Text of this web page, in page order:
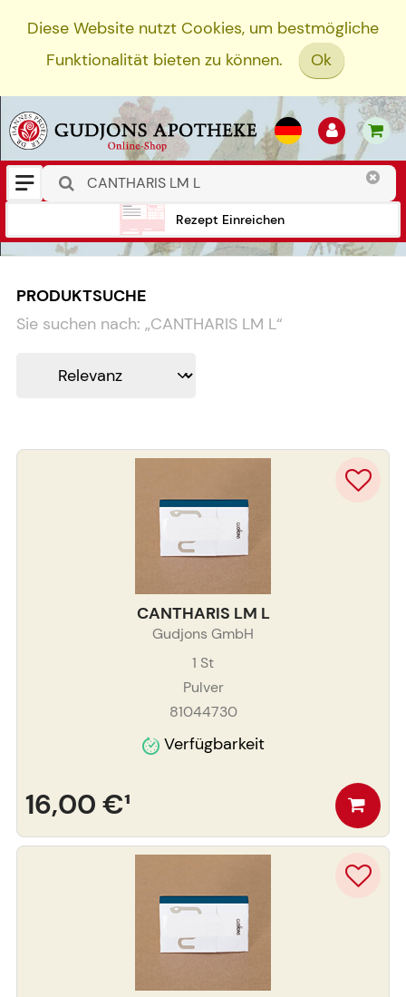
Diese Website nutzt Cookies, um bestmögliche
Funktionalität bieten zu können.
Ok
Rezept Einreichen
PRODUKTSUCHE
Sie suchen nach: „CANTHARIS LM L“
CANTHARIS LM L
Gudjons GmbH
1 St
Pulver
81044730
Verfügbarkeit
16,00 €¹